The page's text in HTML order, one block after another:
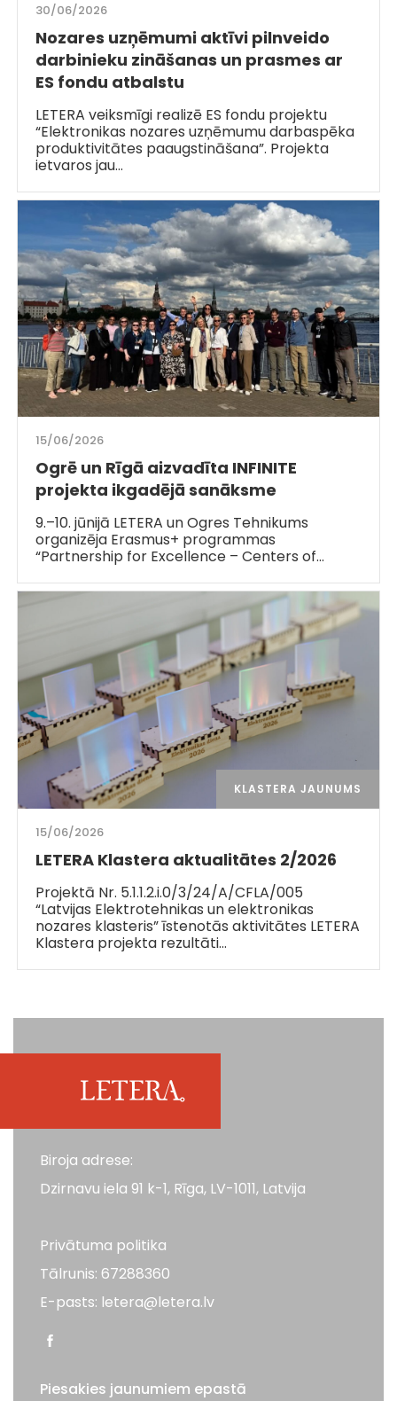
30/06/2026
Nozares uzņēmumi aktīvi pilnveido
darbinieku zināšanas un prasmes ar
ES fondu atbalstu
LETERA veiksmīgi realizē ES fondu projektu
“Elektronikas nozares uzņēmumu darbaspēka
produktivitātes paaugstināšana”. Projekta
ietvaros jau…
15/06/2026
Ogrē un Rīgā aizvadīta INFINITE
projekta ikgadējā sanāksme
9.–10. jūnijā LETERA un Ogres Tehnikums
organizēja Erasmus+ programmas
“Partnership for Excellence – Centers of…
KLASTERA JAUNUMS
15/06/2026
LETERA Klastera aktualitātes 2/2026
Projektā Nr. 5.1.1.2.i.0/3/24/A/CFLA/005
“Latvijas Elektrotehnikas un elektronikas
nozares klasteris” īstenotās aktivitātes LETERA
Klastera projekta rezultāti…
Biroja adrese:
Dzirnavu iela 91 k-1, Rīga, LV-1011, Latvija
Privātuma politika
Tālrunis: 67288360
E-pasts: letera@letera.lv
Piesakies jaunumiem epastā